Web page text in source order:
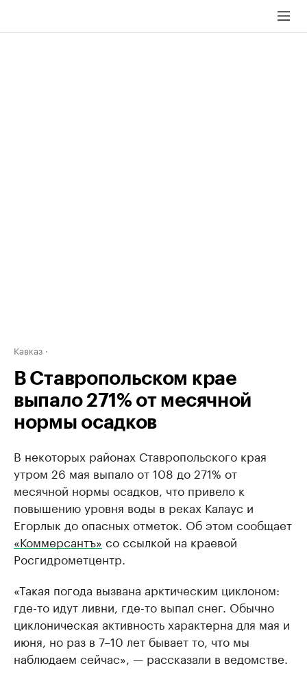
Кавказ
В Ставропольском крае
выпало 271% от месячной
нормы осадков
В некоторых районах Ставропольского края
утром 26 мая выпало от 108 до 271% от
месячной нормы осадков, что привело к
повышению уровня воды в реках Калаус и
Егорлык до опасных отметок. Об этом сообщает
«Коммерсантъ» со ссылкой на краевой
Росгидрометцентр.
«Такая погода вызвана арктическим циклоном:
где-то идут ливни, где-то выпал снег. Обычно
циклоническая активность характерна для мая и
июня, но раз в 7–10 лет бывает то, что мы
наблюдаем сейчас», — рассказали в ведомстве.